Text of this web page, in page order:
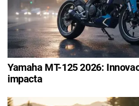
Yamaha MT-125 2026:
impacta